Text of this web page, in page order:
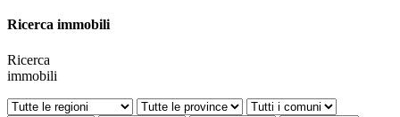
Ricerca immobili
Ricerca
immobili